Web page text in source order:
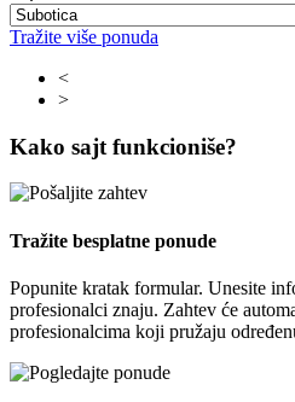
Tražite više ponuda
<
>
Kako sajt funkcioniše?
Tražite besplatne ponude
Popunite kratak formular. Unesite
profesionalci znaju. Zahtev će
profesionalcima koji pružaju